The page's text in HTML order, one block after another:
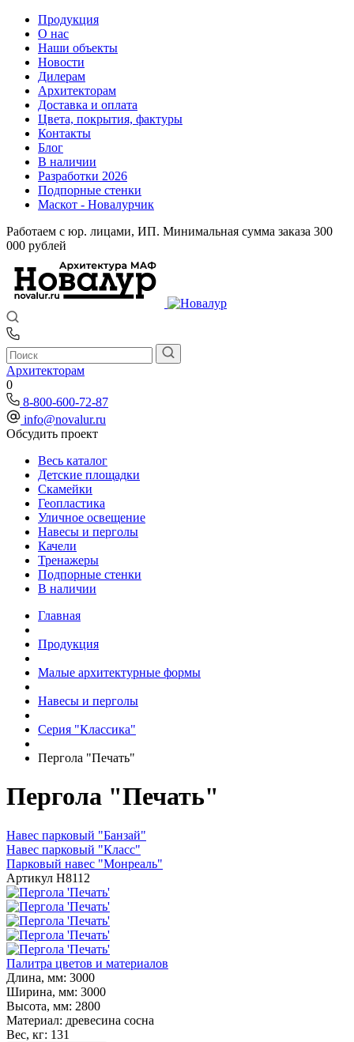
Продукция
О нас
Наши объекты
Новости
Дилерам
Архитекторам
Доставка и оплата
Цвета, покрытия, фактуры
Контакты
Блог
В наличии
Разработки 2026
Подпорные стенки
Маскот - Новалурчик
Работаем с юр. лицами, ИП. Минимальная сумма заказа 300
000 рублей
Архитекторам
0
8-800-600-72-87
info@novalur.ru
Обсудить проект
Весь каталог
Детские площадки
Скамейки
Геопластика
Уличное освещение
Навесы и перголы
Качели
Тренажеры
Подпорные стенки
В наличии
Главная
Продукция
Малые архитектурные формы
Навесы и перголы
Серия "Классика"
Пергола "Печать"
Пергола "Печать"
Навес парковый "Банзай"
Навес парковый "Класс"
Парковый навес "Монреаль"
Артикул Н8112
Палитра цветов и материалов
Длина, мм: 3000
Ширина, мм: 3000
Высота, мм: 2800
Материал: древесина сосна
Вес, кг: 131